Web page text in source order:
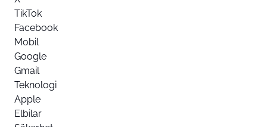
TikTok
Facebook
Mobil
Google
Gmail
Teknologi
Apple
Elbilar